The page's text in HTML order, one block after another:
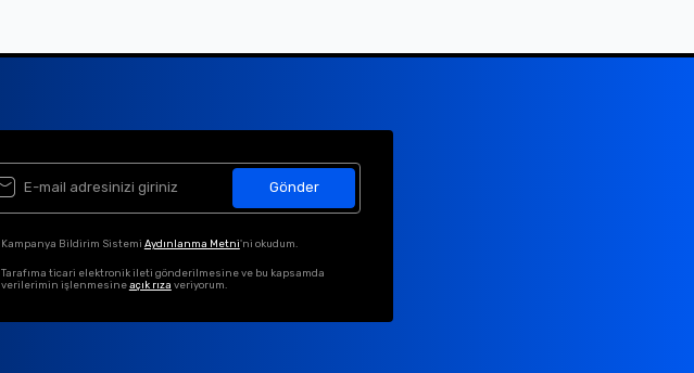
Gönder
Kampanya Bildirim Sistemi Aydınlanma Metni'ni okudum.
Tarafıma ticari elektronik ileti gönderilmesine ve bu kapsamda
verilerimin işlenmesineaçık rıza veriyorum.